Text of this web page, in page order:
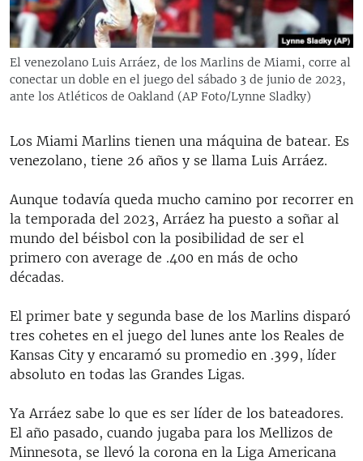
RADIO MARTÍ
ESPECIALES
ESPECIALES
LA REALIDAD DE LA VIVIENDA EN CUBA
KENTU-CUBANO
DESINFORMACIÓN RUSA EN AMÉRICA LATINA
LA INVASIÓN DE RUSIA A UCRANIA
MULTIMEDIA
EDITORIALES
SÍGUENOS
El venezolano Luis Arráez, de los Marlins de Miami, corre al
conectar un doble en el juego del sábado 3 de junio de 2023,
ante los Atléticos de Oakland (AP Foto/Lynne Sladky)
Los Miami Marlins tienen una máquina de batear. Es
venezolano, tiene 26 años y se llama Luis Arráez.
Aunque todavía queda mucho camino por recorrer en
la temporada del 2023, Arráez ha puesto a soñar al
mundo del béisbol con la posibilidad de ser el
primero con average de .400 en más de ocho
décadas.
El primer bate y segunda base de los Marlins disparó
tres cohetes en el juego del lunes ante los Reales de
Kansas City y encaramó su promedio en .399, líder
absoluto en todas las Grandes Ligas.
Ya Arráez sabe lo que es ser líder de los bateadores.
El año pasado, cuando jugaba para los Mellizos de
Minnesota, se llevó la corona en la Liga Americana